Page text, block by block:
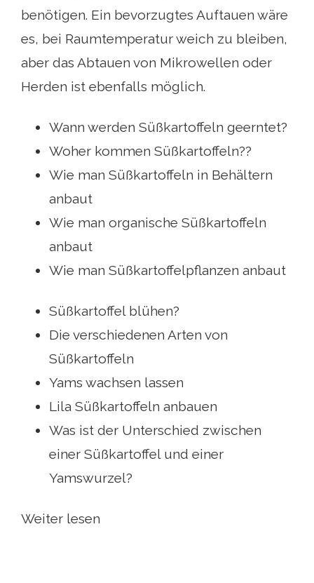
benötigen. Ein bevorzugtes Auftauen wäre
es, bei Raumtemperatur weich zu bleiben,
aber das Abtauen von Mikrowellen oder
Herden ist ebenfalls möglich.
Wann werden Süßkartoffeln geerntet?
Woher kommen Süßkartoffeln??
Wie man Süßkartoffeln in Behältern
anbaut
Wie man organische Süßkartoffeln
anbaut
Wie man Süßkartoffelpflanzen anbaut
Süßkartoffel blühen?
Die verschiedenen Arten von
Süßkartoffeln
Yams wachsen lassen
Lila Süßkartoffeln anbauen
Was ist der Unterschied zwischen
einer Süßkartoffel und einer
Yamswurzel?
Weiter lesen